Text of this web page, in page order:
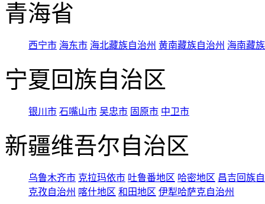
青海省
西宁市 海东市 海北藏族自治州 黄南藏族自治州 海南藏
宁夏回族自治区
银川市 石嘴山市 吴忠市 固原市 中卫市
新疆维吾尔自治区
乌鲁木齐市 克拉玛依市 吐鲁番地区 哈密地区 昌吉回族
克孜自治州 喀什地区 和田地区 伊犁哈萨克自治州